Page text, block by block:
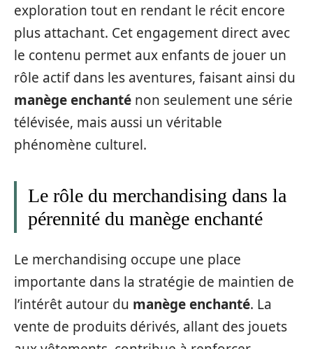
exploration tout en rendant le récit encore
plus attachant. Cet engagement direct avec
le contenu permet aux enfants de jouer un
rôle actif dans les aventures, faisant ainsi du
manège enchanté non seulement une série
télévisée, mais aussi un véritable
phénomène culturel.
Le rôle du merchandising dans la
pérennité du manège enchanté
Le merchandising occupe une place
importante dans la stratégie de maintien de
l’intérêt autour du manège enchanté. La
vente de produits dérivés, allant des jouets